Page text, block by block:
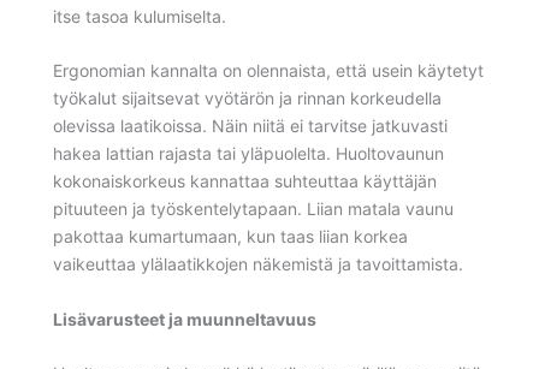
itse tasoa kulumiselta.
Ergonomian kannalta on olennaista, että usein käytetyt
työkalut sijaitsevat vyötärön ja rinnan korkeudella
olevissa laatikoissa. Näin niitä ei tarvitse jatkuvasti
hakea lattian rajasta tai yläpuolelta. Huoltovaunun
kokonaiskorkeus kannattaa suhteuttaa käyttäjän
pituuteen ja työskentelytapaan. Liian matala vaunu
pakottaa kumartumaan, kun taas liian korkea
vaikeuttaa ylälaatikkojen näkemistä ja tavoittamista.
Lisävarusteet ja muunneltavuus